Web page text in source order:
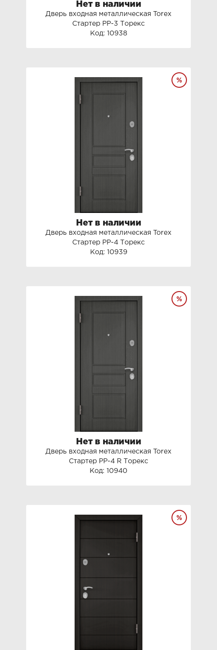
Нет в наличии
Дверь входная металлическая Torex
Стартер PP-3 Торекс
Код: 10938
Нет в наличии
Дверь входная металлическая Torex
Стартер PP-4 Торекс
Код: 10939
Нет в наличии
Дверь входная металлическая Torex
Стартер PP-4 R Торекс
Код: 10940